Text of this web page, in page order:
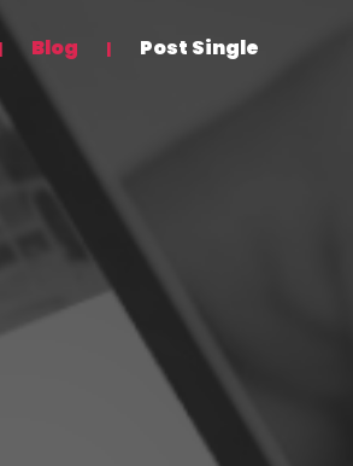
Blog Post Single